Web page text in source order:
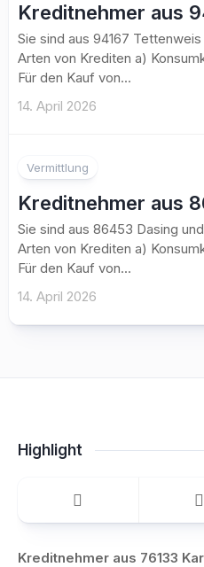
Kreditnehmer aus
Sie sind aus 94167
Arten von Krediten a)
Für den Kauf von...
14. April 2026
Vermittlung
Kreditnehmer aus
Sie sind aus 86453 Dasing
Arten von Krediten a)
Für den Kauf von...
14. April 2026
Highlight
Kreditnehmer aus 76133